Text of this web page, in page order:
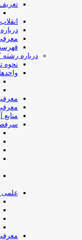
درباره رشته
نحوه
علمی